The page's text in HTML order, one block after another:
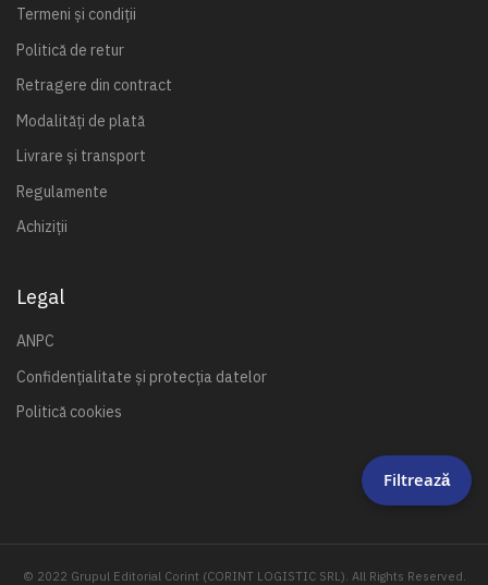
Termeni și condiții
Politică de retur
Retragere din contract
Modalități de plată
Livrare și transport
Regulamente
Achiziții
Legal
ANPC
Confidențialitate și protecția datelor
Politică cookies
© 2022 Grupul Editorial Corint (CORINT LOGISTIC SRL). All Rights Reserved.
Filtrează